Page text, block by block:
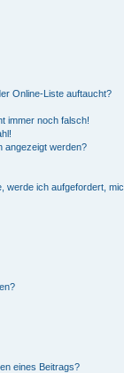
Online-Liste auftaucht?
immer noch falsch!
angezeigt werden?
werde ich aufgefordert,
eines Beitrags?